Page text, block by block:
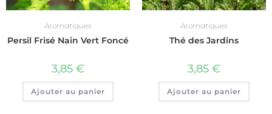
Aromatiques
Persil Frisé Nain Vert Foncé
3,85 €
Ajouter au panier
Aromatiques
Thé des Jardins
3,85 €
Ajouter au panier